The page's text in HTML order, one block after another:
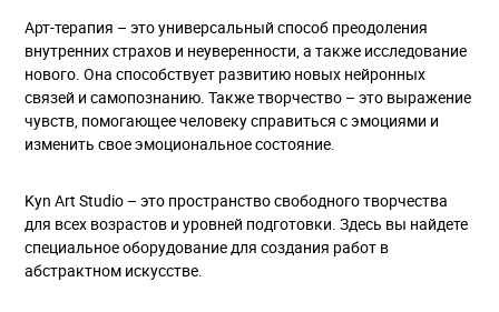
Арт-терапия – это универсальный способ преодоления
внутренних страхов и неуверенности, а также исследование
нового. Она способствует развитию новых нейронных
связей и самопознанию. Также творчество – это выражение
чувств, помогающее человеку справиться с эмоциями и
изменить свое эмоциональное состояние.
Kyn Art Studio – это пространство свободного творчества
для всех возрастов и уровней подготовки. Здесь вы найдете
специальное оборудование для создания работ в
абстрактном искусстве.